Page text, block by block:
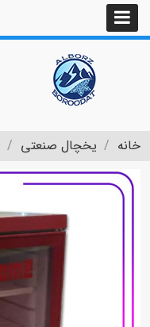
خانه یخچال صنعتی